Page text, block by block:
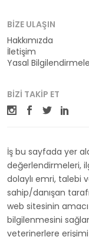
BIZE ULAŞIN
Hakkımızda
İletişim
Yasal
BIZI TAKIP ET
İş bu sayfada yer
değerlendirmeleri,
dolaylı emri, talebi
sahip/danışan
web sitesinin
bilgilenmesini
veterinerlere